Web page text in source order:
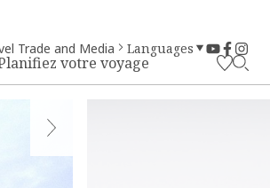
votre voyage
Trade and Media Languages